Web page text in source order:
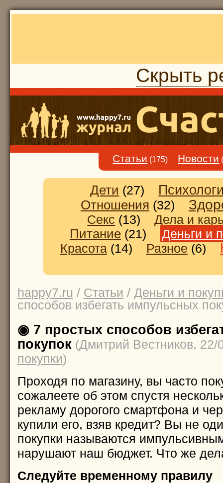
Скрыть
Статьи (175) Новости
Дети (27)
Отношения (32)
Секс (13) Дела и
Питание(21)
Деньги и
Красота (14) Разное (6)
happy7.ru / Статьи / Деньги и
способов избегать импульсных
◉ 7 простых способов
покупок (Дмитрий Вестников,
покупки)
Проходя по магазину, вы часто
сожалеете об этом спустя
рекламу дорогого смартфона и
купили его, взяв кредит? Вы не
покупки называются
нарушают наш бюджет. Что же
Следуйте временному правилу